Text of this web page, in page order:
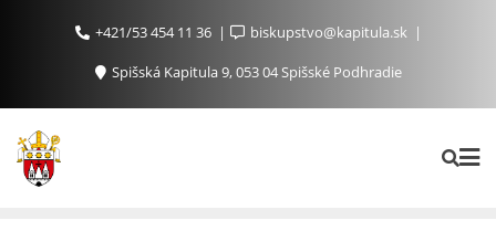
+421/53 454 11 36
biskupstvo@kapitula.sk
Spišská Kapitula 9, 053 04 Spišské Podhradie